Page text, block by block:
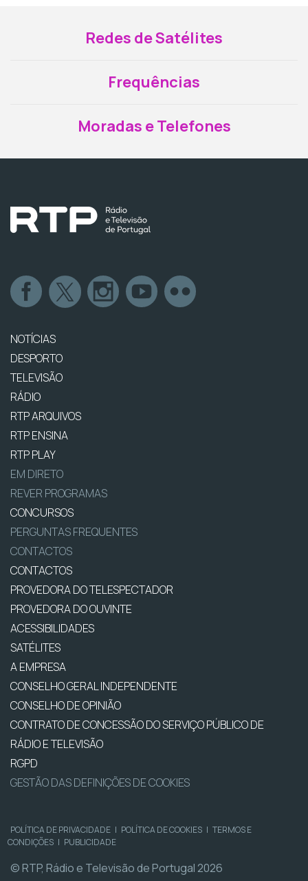
Redes de Satélites
Frequências
Moradas e Telefones
NOTÍCIAS
DESPORTO
TELEVISÃO
RÁDIO
RTP ARQUIVOS
RTP ENSINA
RTP PLAY
EM DIRETO
REVER PROGRAMAS
CONCURSOS
PERGUNTAS FREQUENTES
CONTACTOS
CONTACTOS
PROVEDORA DO TELESPECTADOR
PROVEDORA DO OUVINTE
ACESSIBILIDADES
SATÉLITES
A EMPRESA
CONSELHO GERAL INDEPENDENTE
CONSELHO DE OPINIÃO
CONTRATO DE CONCESSÃO DO SERVIÇO PÚBLICO DE
RÁDIO E TELEVISÃO
RGPD
GESTÃO DAS DEFINIÇÕES DE COOKIES
POLÍTICA DE PRIVACIDADE | POLÍTICA DE COOKIES | TERMOS E
CONDIÇÕES | PUBLICIDADE
© RTP, Rádio e Televisão de Portugal 2026